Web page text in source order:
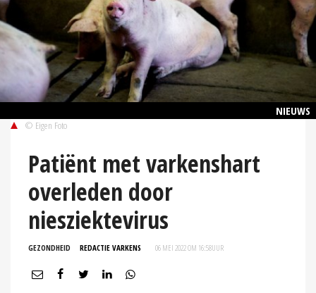
NIEUWS
© Eigen Foto
Patiënt met varkenshart
overleden door
niesziektevirus
GEZONDHEID REDACTIE VARKENS 06 MEI 2022 OM 16:58UUR